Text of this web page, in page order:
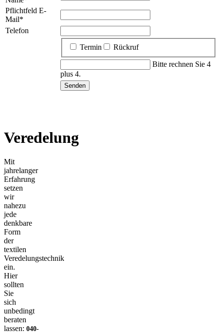
Pflichtfeld E-
Mail*
Telefon
Termin
Rückruf
Bitte rechnen Sie 4
plus 4.
Veredelung
Mit
jahrelanger
Erfahrung
setzen
wir
nahezu
jede
denkbare
Form
der
textilen
Veredelungstechnik
ein.
Hier
sollten
Sie
sich
unbedingt
beraten
lassen: 040-